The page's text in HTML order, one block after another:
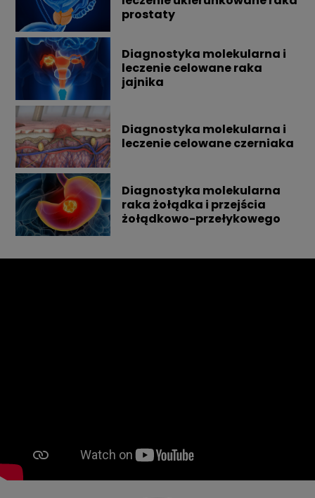
SPOŁECZNOŚCIOWYCH
Oncompass Gmbh.
Einsiedlerstrasse 21, 8834 Schindellegi, Switzerland
celem. Musisz spełnić kilka warunków
spersonalizowanej opieki onkologicznej. Poproś o
termin na osobistą konsultację, aby to ocenić!
Zapewniamy możliwość konsultacji online i
osobiście w celu zaprojektowania i wyboru
programu.
prostaty
Diagnostyka molekularna i
leczenie celowane raka
jajnika
Diagnostyka molekularna i
leczenie celowane czerniaka
Diagnostyka molekularna
raka żołądka i przejścia
żołądkowo-przełykowego